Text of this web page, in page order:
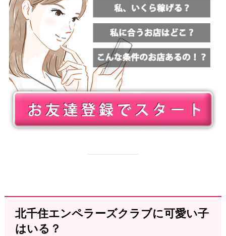
北千住エンペラーズクラブに可愛い子
はいる？